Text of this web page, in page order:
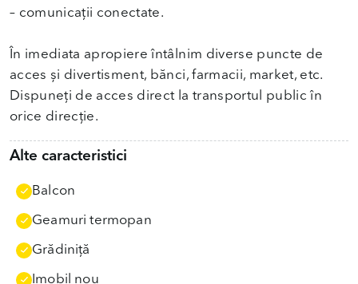
– comunicații conectate.
În imediata apropiere întâlnim diverse puncte de
acces și divertisment, bănci, farmacii, market, etc.
Dispuneți de acces direct la transportul public în
orice direcție.
Alte caracteristici
Balcon
Geamuri termopan
Grădiniţă
Imobil nou